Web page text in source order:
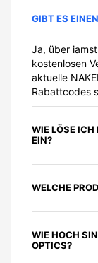
GIBT ES
Ja, über
kostenlosen
aktuelle
Rabattcodes
WIE LÖSE
EIN?
WELCHE
WIE HOCH
OPTICS?